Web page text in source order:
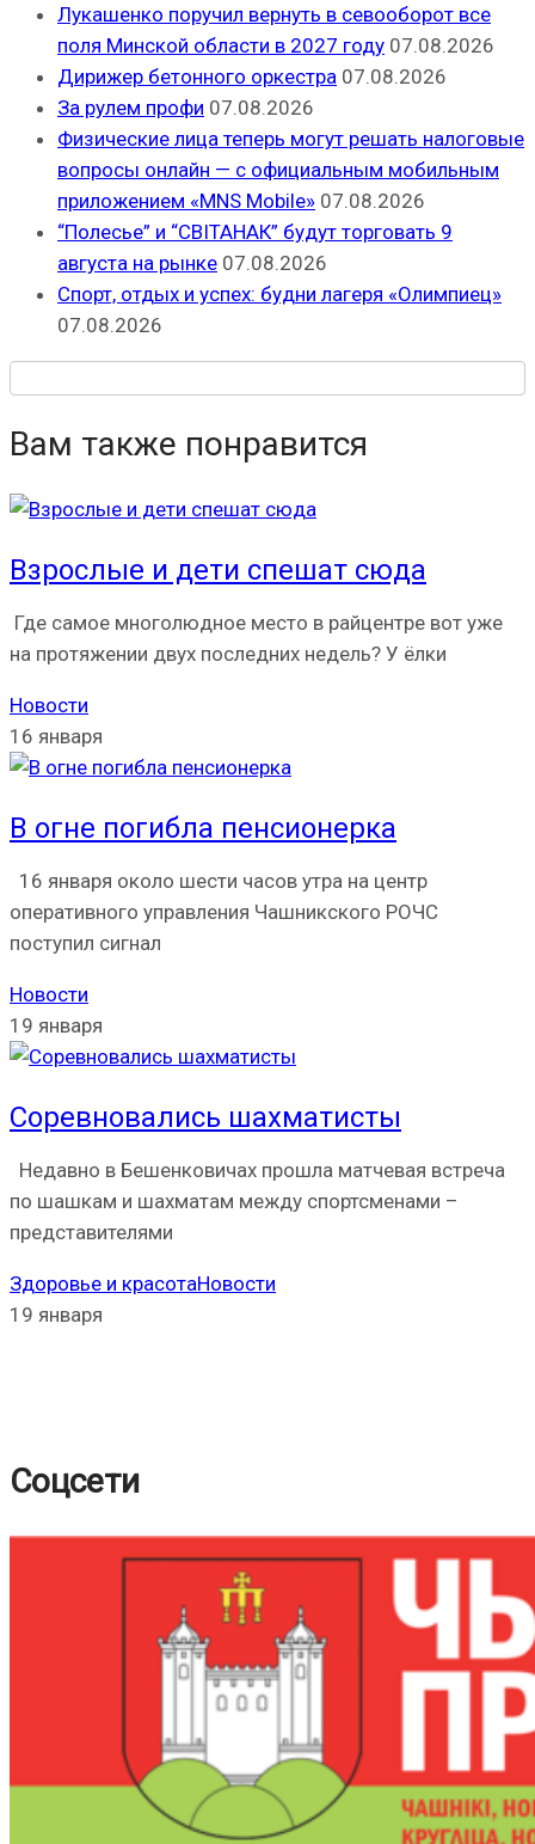
Лукашенко поручил вернуть в севооборот все
поля Минской области в 2027 году 07.08.2026
Дирижер бетонного оркестра 07.08.2026
За рулем профи 07.08.2026
Физические лица теперь могут решать налоговые
вопросы онлайн — с официальным мобильным
приложением «MNS Mobile» 07.08.2026
“Полесье” и “СВІТАНАК” будут торговать 9
августа на рынке 07.08.2026
Спорт, отдых и успех: будни лагеря «Олимпиец»
07.08.2026
Вам также понравится
Взрослые и дети спешат сюда
Где самое многолюдное место в райцентре вот уже
на протяжении двух последних недель? У ёлки
Новости
16 января
В огне погибла пенсионерка
16 января около шести часов утра на центр
оперативного управления Чашникского РОЧС
поступил сигнал
Новости
19 января
Соревновались шахматисты
Недавно в Бешенковичах прошла матчевая встреча
по шашкам и шахматам между спортсменами –
представителями
Здоровье и красотаНовости
19 января
Соцсети